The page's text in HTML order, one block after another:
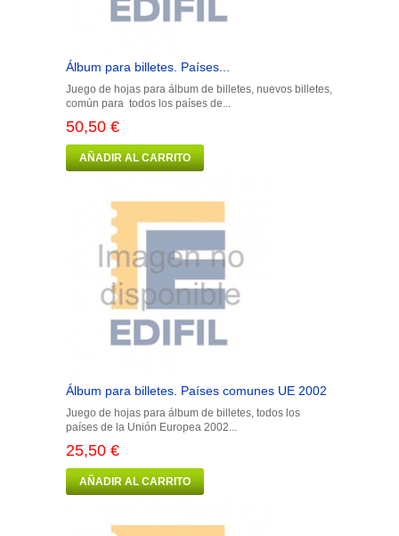
Álbum para billetes. Países...
Juego de hojas para álbum de billetes, nuevos billetes,
común para todos los países de...
50,50 €
AÑADIR AL CARRITO
Álbum para billetes. Países comunes UE 2002
Juego de hojas para álbum de billetes, todos los
países de la Unión Europea 2002...
25,50 €
AÑADIR AL CARRITO